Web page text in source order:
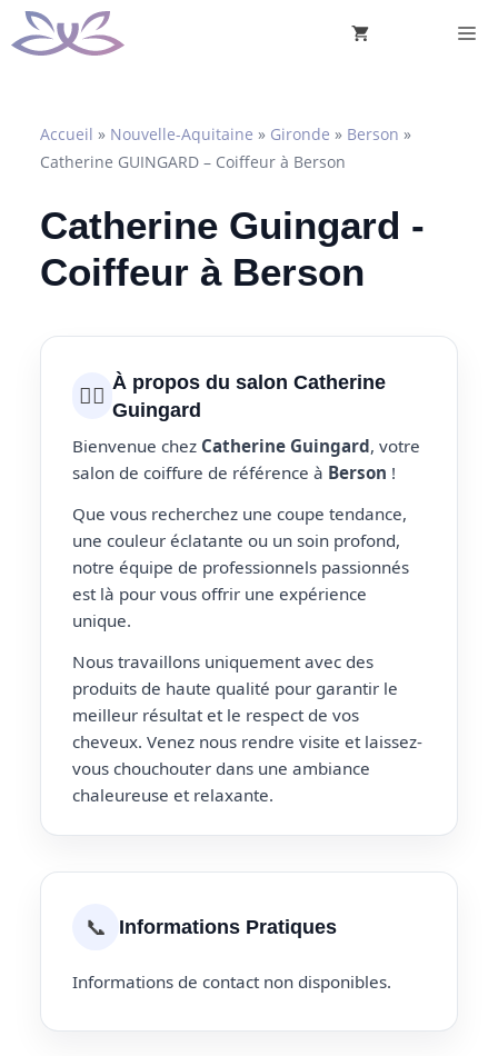
Aller
au
Accueil » Nouvelle-Aquitaine » Gironde » Berson »
Catherine GUINGARD – Coiffeur à Berson
Catherine Guingard -
Coiffeur à Berson
💇‍♀️ À propos du salon Catherine
Guingard
Bienvenue chez Catherine Guingard, votre
salon de coiffure de référence à Berson !
Que vous recherchez une coupe tendance,
une couleur éclatante ou un soin profond,
notre équipe de professionnels passionnés
est là pour vous offrir une expérience
unique.
Nous travaillons uniquement avec des
produits de haute qualité pour garantir le
meilleur résultat et le respect de vos
cheveux. Venez nous rendre visite et laissez-
vous chouchouter dans une ambiance
chaleureuse et relaxante.
📞 Informations Pratiques
Informations de contact non disponibles.